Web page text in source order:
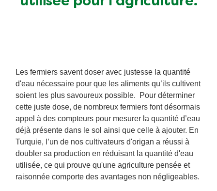
Les fermiers savent doser avec justesse la quantité
d'eau nécessaire pour que les aliments qu’ils cultivent
soient les plus savoureux possible. Pour déterminer
cette juste dose, de nombreux fermiers font désormais
appel à des compteurs pour mesurer la quantité d’eau
déjà présente dans le sol ainsi que celle à ajouter. En
Turquie, l’un de nos cultivateurs d'origan a réussi à
doubler sa production en réduisant la quantité d'eau
utilisée, ce qui prouve qu'une agriculture pensée et
raisonnée comporte des avantages non négligeables.